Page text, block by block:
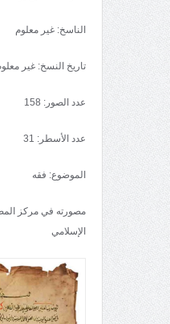
الناسخ: غير معلوم
تاريخ النسخ: غير
عدد الصور: 158
عدد الأسطر: 31
الموضوع: فقه
مصورته في مركز
الإسلامي